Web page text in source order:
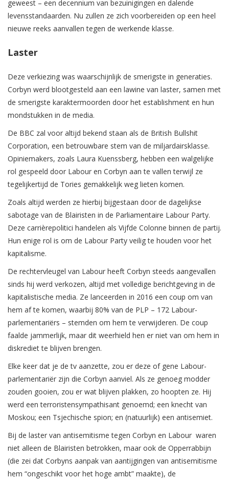
geweest – een decennium van bezuinigingen en dalende
levensstandaarden. Nu zullen ze zich voorbereiden op een heel
nieuwe reeks aanvallen tegen de werkende klasse.
Laster
Deze verkiezing was waarschijnlijk de smerigste in generaties.
Corbyn werd blootgesteld aan een lawine van laster, samen met
de smerigste karaktermoorden door het establishment en hun
mondstukken in de media.
De BBC zal voor altijd bekend staan als de British Bullshit
Corporation, een betrouwbare stem van de miljardairsklasse.
Opiniemakers, zoals Laura Kuenssberg, hebben een walgelijke
rol gespeeld door Labour en Corbyn aan te vallen terwijl ze
tegelijkertijd de Tories gemakkelijk weg lieten komen.
Zoals altijd werden ze hierbij bijgestaan door de dagelijkse
sabotage van de Blairisten in de Parliamentaire Labour Party.
Deze carrièrepolitici handelen als Vijfde Colonne binnen de partij.
Hun enige rol is om de Labour Party veilig te houden voor het
kapitalisme.
De rechtervleugel van Labour heeft Corbyn steeds aangevallen
sinds hij werd verkozen, altijd met volledige berichtgeving in de
kapitalistische media. Ze lanceerden in 2016 een coup om van
hem af te komen, waarbij 80% van de PLP – 172 Labour-
parlementariërs – stemden om hem te verwijderen. De coup
faalde jammerlijk, maar dit weerhield hen er niet van om hem in
diskrediet te blijven brengen.
Elke keer dat je de tv aanzette, zou er deze of gene Labour-
parlementariër zijn die Corbyn aanviel. Als ze genoeg modder
zouden gooien, zou er wat blijven plakken, zo hoopten ze. Hij
werd een terroristensympathisant genoemd; een knecht van
Moskou; een Tsjechische spion; en (natuurlijk) een antisemiet.
Bij de laster van antisemitisme tegen Corbyn en Labour waren
niet alleen de Blairisten betrokken, maar ook de Opperrabbijn
(die zei dat Corbyns aanpak van aantijgingen van antisemitisme
hem “ongeschikt voor het hoge ambt” maakte), de